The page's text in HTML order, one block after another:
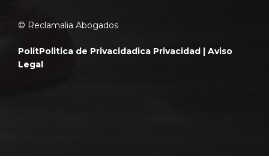
© Reclamalia Abogados
PolítPolitica de Privacidad ica Privacidad | Aviso
Legal